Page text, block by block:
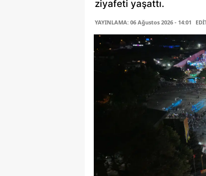
ziyafeti yaşattı.
YAYINLAMA: 06 Ağustos 2026 - 14:01